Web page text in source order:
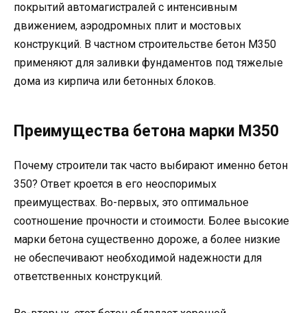
покрытий автомагистралей с интенсивным
движением, аэродромных плит и мостовых
конструкций. В частном строительстве бетон М350
применяют для заливки фундаментов под тяжелые
дома из кирпича или бетонных блоков.
Преимущества бетона марки М350
Почему строители так часто выбирают именно бетон
350? Ответ кроется в его неоспоримых
преимуществах. Во-первых, это оптимальное
соотношение прочности и стоимости. Более высокие
марки бетона существенно дороже, а более низкие
не обеспечивают необходимой надежности для
ответственных конструкций.